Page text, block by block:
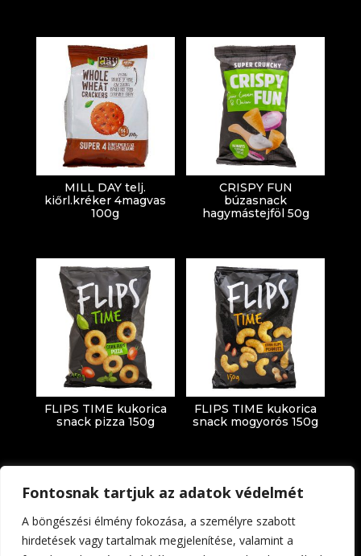
Fontosnak tartjuk az adatok védelmét
A böngészési élmény fokozása, a személyre szabott
hirdetések vagy tartalmak megjelenítése, valamint a
MILL DAY telj.
kiőrl.kréker 4magvas
100g
CRISPY FUN
búzasnack
hagymástejföl 50g
FLIPS TIME kukorica
snack pizza 150g
FLIPS TIME kukorica
snack mogyorós 150g